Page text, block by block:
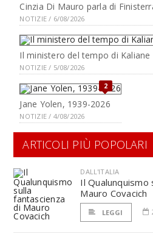
Cinzia Di Mauro parla di
NOTIZIE / 6/08/2026
Il ministero del tempo di Kaliane
NOTIZIE / 5/08/2026
2
Jane Yolen, 1939-2026
NOTIZIE / 4/08/2026
ARTICOLI PIÙ POPOLARI
DALL'ITALIA
Il Qualunquismo
Mauro Covacich
LEGGI